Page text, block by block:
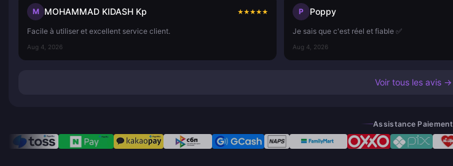
M MOHAMMAD KIDASH Kp ★★★★★
Facile à utiliser et excellent service client.
Aug 4, 2026
P Poppy
Je sais que c'est réel et fiable ✅
Aug 4, 2026
Voir tous les avis →
Assistance Paiement